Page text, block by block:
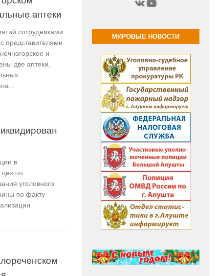
аптеки
сотрудниками
представителями
и
две аптеки,
в
по
уголовного
по факту
МИРОВЫЕ НОВОСТИ